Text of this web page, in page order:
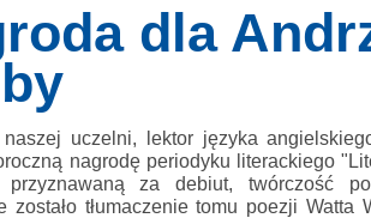
dla
naszej uczelni, lektor języka
nagrodę periodyku literackiego
za debiut, twórczość
zostało tłumaczenie tomu poezji Watta